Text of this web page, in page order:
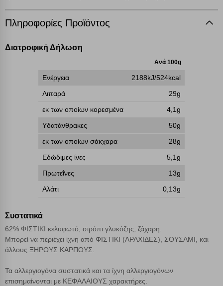
Πληροφορίες Προϊόντος
Διατροφική Δήλωση
Ανά 100g
Ενέργεια
2188kJ/524kcal
Λιπαρά
29g
εκ των οποίων κορεσμένα
4,1g
Υδατάνθρακες
50g
εκ των οποίων σάκχαρα
28g
Εδώδιμες ίνες
5,1g
Πρωτεΐνες
13g
Αλάτι
0,13g
Συστατικά
62% ΦΙΣΤΙΚΙ κελυφωτό, σιρόπι γλυκόζης, ζάχαρη.
Μπορεί να περιέχει ίχνη από ΦΙΣΤΙΚΙ (ΑΡΑΧΙΔΕΣ), ΣΟΥΣΑΜΙ, και
άλλους ΞΗΡΟΥΣ ΚΑΡΠΟΥΣ.
Τα αλλεργιογόνα συστατικά και τα ίχνη αλλεργιογόνων
επισημαίνονται με ΚΕΦΑΛΑΙΟΥΣ χαρακτήρες.
επάνω δεξιά, αφού ενημερωθείτε σχετικά. Ωστόσο θα πρέπει να
γνωρίζετε ότι αποκλεισμός ορισμένων κατηγοριών αρχείων cookies,
μπορεί να επηρεάσει την εμπειρία της περιήγησής σας ή/και της
Cookies στόχευσης
Cookies απόδοσης
Αποδοχή όλων